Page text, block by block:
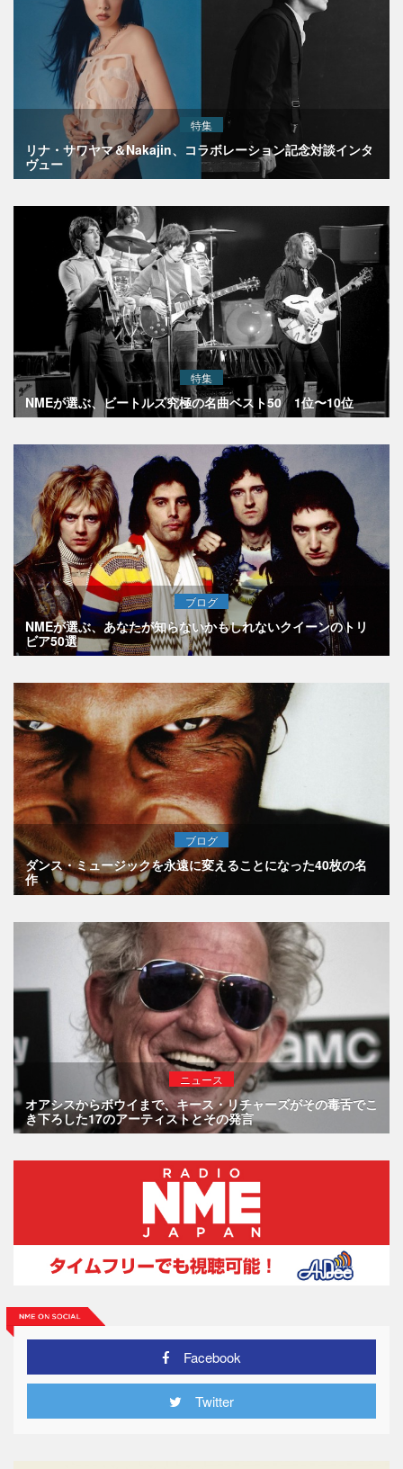
特集
リナ・サワヤマ＆Nakajin、コラボレーション記念対談インタ
ヴュー
特集
NMEが選ぶ、ビートルズ究極の名曲ベスト50 1位〜10位
ブログ
NMEが選ぶ、あなたが知らないかもしれないクイーンのトリ
ビア50選
ブログ
ダンス・ミュージックを永遠に変えることになった40枚の名
作
ニュース
オアシスからボウイまで、キース・リチャーズがその毒舌でこ
き下ろした17のアーティストとその発言
Facebook
Twitter